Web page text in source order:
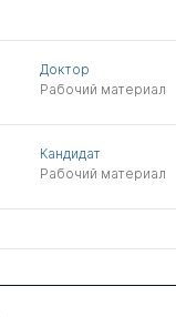
Доктор
Рабочий материал
Кандидат
Рабочий материал